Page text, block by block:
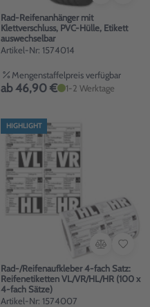
Rad-Reifenanhänger mit
Klettverschluss, PVC-Hülle, Etikett
auswechselbar
Artikel-Nr: 1574014
Mengenstaffelpreis verfügbar
ab 46,90 € 1-2 Werktage
HIGHLIGHT
Rad-/Reifenaufkleber 4-fach Satz:
Reifenetiketten VL/VR/HL/HR (100 x
4-fach Sätze)
Artikel-Nr: 1574007